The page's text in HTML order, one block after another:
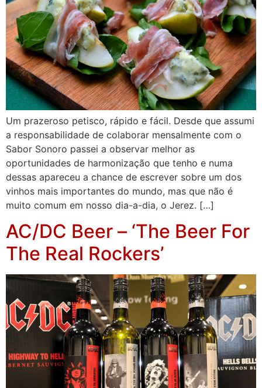
Um prazeroso petisco, rápido e fácil. Desde que assumi
a responsabilidade de colaborar mensalmente com o
Sabor Sonoro passei a observar melhor as
oportunidades de harmonização que tenho e numa
dessas apareceu a chance de escrever sobre um dos
vinhos mais importantes do mundo, mas que não é
muito comum em nosso dia-a-dia, o Jerez. […]
AC/DC Beer – ‘The Beer For
The Real Rockers’